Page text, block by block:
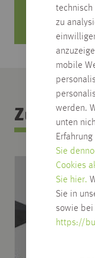
zu
mobile
werden.
unten
Sie
Cookies
Sie hier.
Sie in
sowie bei
https://
Mo. bis Fr.
Samstag von
Zubehör